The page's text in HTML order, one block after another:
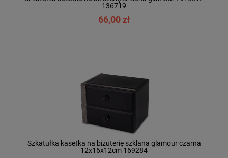
136719
66,00 zł
Szkatułka kasetka na biżuterię szklana glamour czarna
12x16x12cm 169284